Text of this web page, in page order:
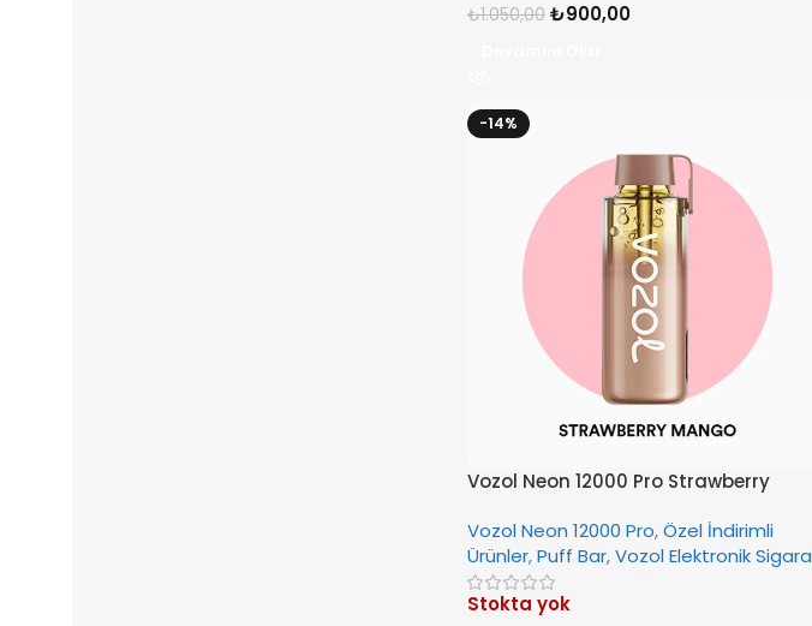
₺1.050,00 ₺900,00
-14%
Vozol Neon 12000 Pro Strawberry
Vozol Neon 12000 Pro,Özel İndirimli
Ürünler,Puff Bar,Vozol Elektronik Sigara
Stokta yok